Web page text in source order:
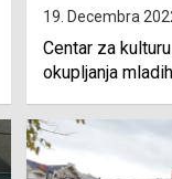
19. Decembra
Centar za
okupljanja